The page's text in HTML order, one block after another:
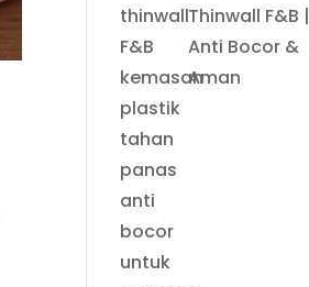
Thinwall F&B |
Anti Bocor &
Aman